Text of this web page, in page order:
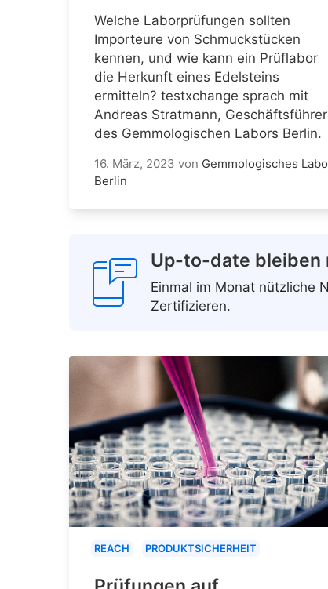
Welche Laborprüfungen sollten
Importeure von Schmuckstücken
kennen, und wie kann ein Prüflabor
die Herkunft eines Edelsteins
ermitteln? testxchange sprach mit
Andreas Stratmann, Geschäftsführer
des Gemmologischen Labors Berlin.
16. März, 2023 von Gemmologisches
Berlin
Up-to-date bleiben
Einmal im Monat nützliche
Zertifizieren.
REACH PRODUKTSICHERHEIT